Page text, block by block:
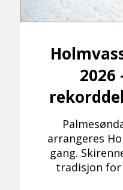
2026
arrangeres
gang.
tradisjon for